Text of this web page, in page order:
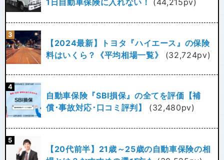
1日自動車保険に入れない！
(44,215pv)
【2024最新】トヨタ『ハイエース』の保険
料はいくら？《平均相場一覧》
(32,724pv)
自動車保険『SBI損保』の全てを評価【補
償･事故対応･口コミ評判】
(32,480pv)
【20代前半】21歳～25歳の自動車保険の相